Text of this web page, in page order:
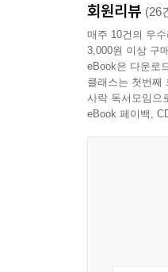
을 보여주었다
--- 9장 신기술
실리콘밸리 기
다. 미국에서
하드웨어 창
용이 보다 자
--- 9장 신기
이제 손톱보다
알지 못하는
정보를 치밀하
한국을 뒤흔들
3년 전부터 매
나라 소비자들
상상을 현실
회원리뷰 (26
매주 10건의 우
3,000원 이상 구
eBook은 다운로
클래스는 첫번째
사락 독서모임으
eBook 페이백,